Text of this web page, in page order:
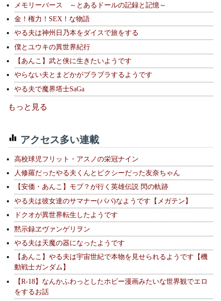
メモリーバース ～とあるドールの記録と記憶～
金！権力！SEX！な物語
やる夫は神州日乃本をダイスで旅をする
僕とユウキの異世界紀行
【あんこ】武と侠に生きたいようです
やらない夫とまどかがブラブラするようです
やる夫で魔界塔士SaGa
もっと見る
アクセス多い連載
高校球児フリット・アスノの栄冠ナイン
人修羅だったやる夫くんとピクシーだった友奈ちゃん
【安価・あんこ】モブ？が行く英雄伝説 閃の軌跡
やる夫は彼女達のサマナー(パパ)なようです【メガテン】
ドクオが異世界転生したようです
黙示録ヱヴァンゲリヲン
やる夫は天魔の器になったようです
【あんこ】やる夫は宇宙世紀で本物を見せられるようです【機
動戦士ガンダム】
【R-18】なんかふわっとしたホビー漫画みたいな世界観でエロ
をするお話